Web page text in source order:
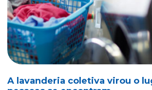
A lavanderia coletiva virou o